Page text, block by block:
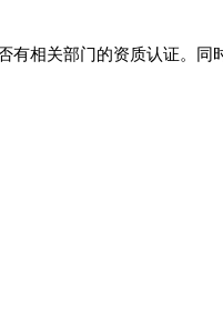
相关部门的资质认证。同